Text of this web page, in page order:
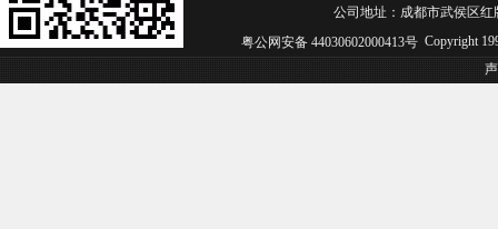
公司地址：成都市武侯区红
粤公网安备 44030602000413号 Copyright